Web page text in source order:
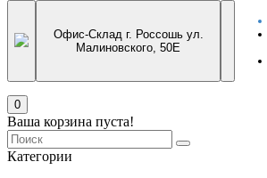
Офис-Склад г. Россошь ул.
Малиновского, 50Е
0
Ваша корзина пуста!
Категории